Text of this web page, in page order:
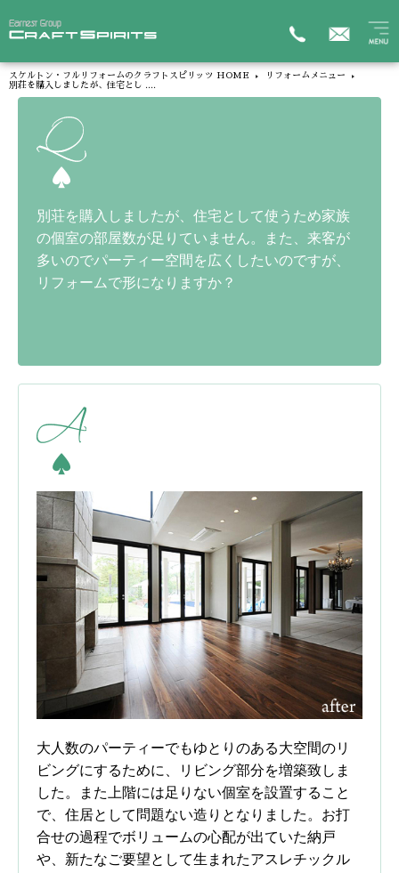
スケルトン・フルリフォームのクラフトスピリッツ HOME
リフォームメニュー
別荘を購入しましたが、住宅とし ....
別荘を購入しましたが、住宅として使うため家族
の個室の部屋数が足りていません。また、来客が
多いのでパーティー空間を広くしたいのですが、
リフォームで形になりますか？
大人数のパーティーでもゆとりのある大空間のリ
ビングにするために、リビング部分を増築致しま
した。また上階には足りない個室を設置すること
で、住居として問題ない造りとなりました。お打
合せの過程でボリュームの心配が出ていた納戸
や、新たなご要望として生まれたアスレチックル